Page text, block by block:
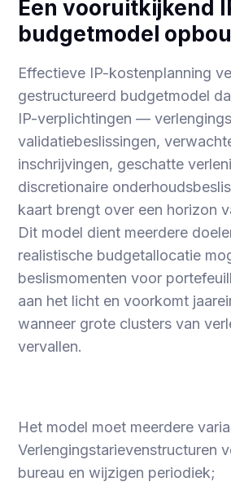
Een vooruitkijkend
budgetmodel
Effectieve IP-kostenplanning
gestructureerd budgetmodel
IP-verplichtingen —
validatiebeslissingen,
inschrijvingen, geschatte
discretionaire
kaart brengt over een horizon
Dit model dient meerdere
realistische budgetallocatie
beslismomenten voor
aan het licht en voorkomt
wanneer grote clusters van
vervallen.
Het model moet meerdere
Verlengingstarievenstructuren
bureau en wijzigen periodiek;